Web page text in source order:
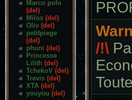
Marco polo
(del)
Milos (del)
Oliv (del)
petitpiege
(del)
phuni (del)
Princesse
Lilith (del)
TchekoV (del)
Trevis (del)
XTA (del)
youyou (del)
/!\